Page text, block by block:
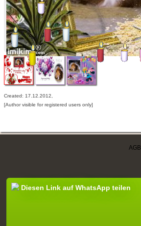
Created: 17.12.2012,
[Author visible for registered users only]
AGB
Diesen Link auf WhatsApp teilen